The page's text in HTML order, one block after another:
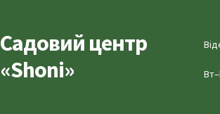
Перейти
до
навігації
Перейти
до
вмісту
Садовий центр
«Shoni»